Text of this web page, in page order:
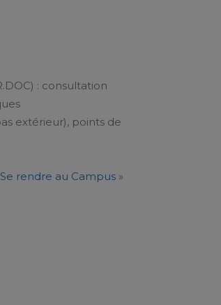
: consultation
extérieur), points de
Se rendre au Campus »